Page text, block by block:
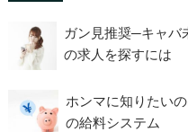
ガン見推奨─キャバ
の求人を探すには
ホンマに知りたい
の給料システム